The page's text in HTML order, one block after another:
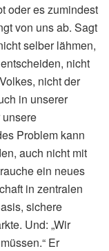
oder es zumindest
von uns ab. Sagt
selber lähmen,
nicht
nicht der
in unserer
Problem kann
auch nicht mit
ein neues
in zentralen
sichere
Und: „Wir
Er